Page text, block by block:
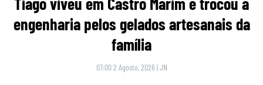
engenharia pelos gelados artesanais da
família
07:00 2 Agosto, 2026 |JN